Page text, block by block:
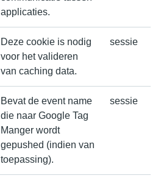
applicaties.
Deze cookie is nodig
voor het valideren
van caching data.
sessie
Bevat de event name
die naar Google Tag
Manger wordt
gepushed (indien van
toepassing).
sessie